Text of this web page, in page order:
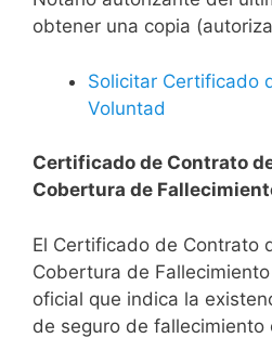
obtener una copia
Solicitar Certificado
Voluntad
Certificado de Contrato
Cobertura de
El Certificado de Contrato
Cobertura de
oficial que indica la
de seguro de fallecimiento